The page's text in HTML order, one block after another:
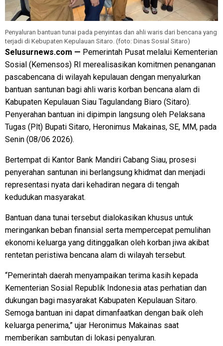
Penyaluran bantuan tunai pada penyintas dan ahli waris dari bencana yang
terjadi di Kebupaten Kepulauan Sitaro. (foto: Dinas Sosial Sitaro)
Selusurnews.com — Pemerintah Pusat melalui Kementerian
Sosial (Kemensos) RI merealisasikan komitmen penanganan
pascabencana di wilayah kepulauan dengan menyalurkan
bantuan santunan bagi ahli waris korban bencana alam di
Kabupaten Kepulauan Siau Tagulandang Biaro (Sitaro).
Penyerahan bantuan ini dipimpin langsung oleh Pelaksana
Tugas (Plt) Bupati Sitaro, Heronimus Makainas, SE, MM, pada
Senin (08/06 2026).
Bertempat di Kantor Bank Mandiri Cabang Siau, prosesi
penyerahan santunan ini berlangsung khidmat dan menjadi
representasi nyata dari kehadiran negara di tengah
kedudukan masyarakat.
Bantuan dana tunai tersebut dialokasikan khusus untuk
meringankan beban finansial serta mempercepat pemulihan
ekonomi keluarga yang ditinggalkan oleh korban jiwa akibat
rentetan peristiwa bencana alam di wilayah tersebut.
“Pemerintah daerah menyampaikan terima kasih kepada
Kementerian Sosial Republik Indonesia atas perhatian dan
dukungan bagi masyarakat Kabupaten Kepulauan Sitaro.
Semoga bantuan ini dapat dimanfaatkan dengan baik oleh
keluarga penerima,” ujar Heronimus Makainas saat
memberikan sambutan di lokasi penyaluran.